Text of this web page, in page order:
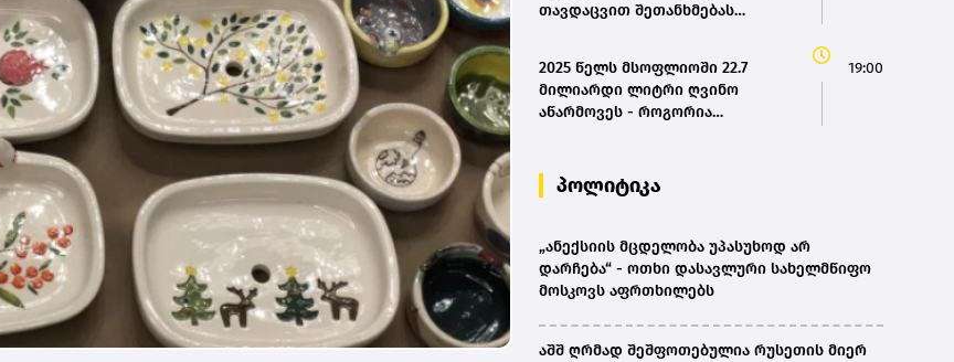
თავდაცვით შეთანხმებას
2025 წელს მსოფლიოში 22.7
მილიარდი ლიტრი ღვინო
აწარმოვეს - როგორია
19:00
პოლიტიკა
„ანექსიის მცდელობა უპასუხოდ არ
დარჩება“ - ოთხი დასავლური სახელმწიფო
მოსკოვს აფრთხილებს
აშშ ღრმად შეშფოთებულია რუსეთის მიერ